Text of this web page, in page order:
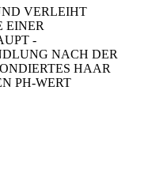
VERLEIHT
EINER
-
NACH DER
HAAR
PH-WERT